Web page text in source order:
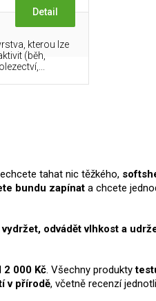
Detail
kterou lze
(běh,
tahat nic těžkého,
bundu zapínat a chcete
odvádět vlhkost a
2 000 Kč. Všechny produkty
v přírodě, včetně recenzí